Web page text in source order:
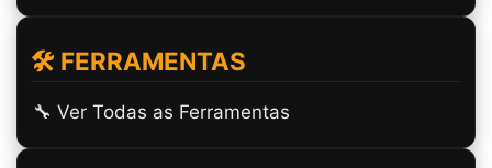
🛠️ FERRAMENTAS
🔧 Ver Todas as Ferramentas